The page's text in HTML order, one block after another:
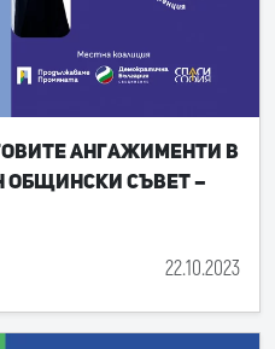
ангажименти в
съвет –
22.10.2023